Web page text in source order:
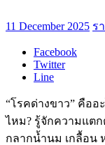
11 December 2025 ร
Facebook
Twitter
Line
“โรคด่างขาว” คืออ
ไหม? รู้จักความแต
กลากน้ำนม เกลื้อน